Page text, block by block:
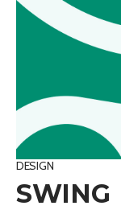
DESIGN
SWING